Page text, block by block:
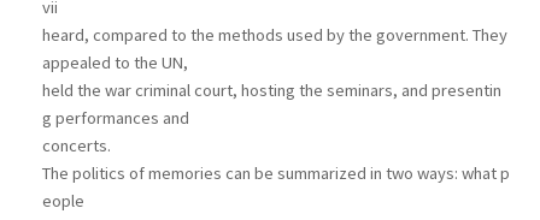
vii
heard, compared to the methods used by the government. They
appealed to the UN,
held the war criminal court, hosting the seminars, and presentin
g performances and
concerts.
The politics of memories can be summarized in two ways: what p
eople